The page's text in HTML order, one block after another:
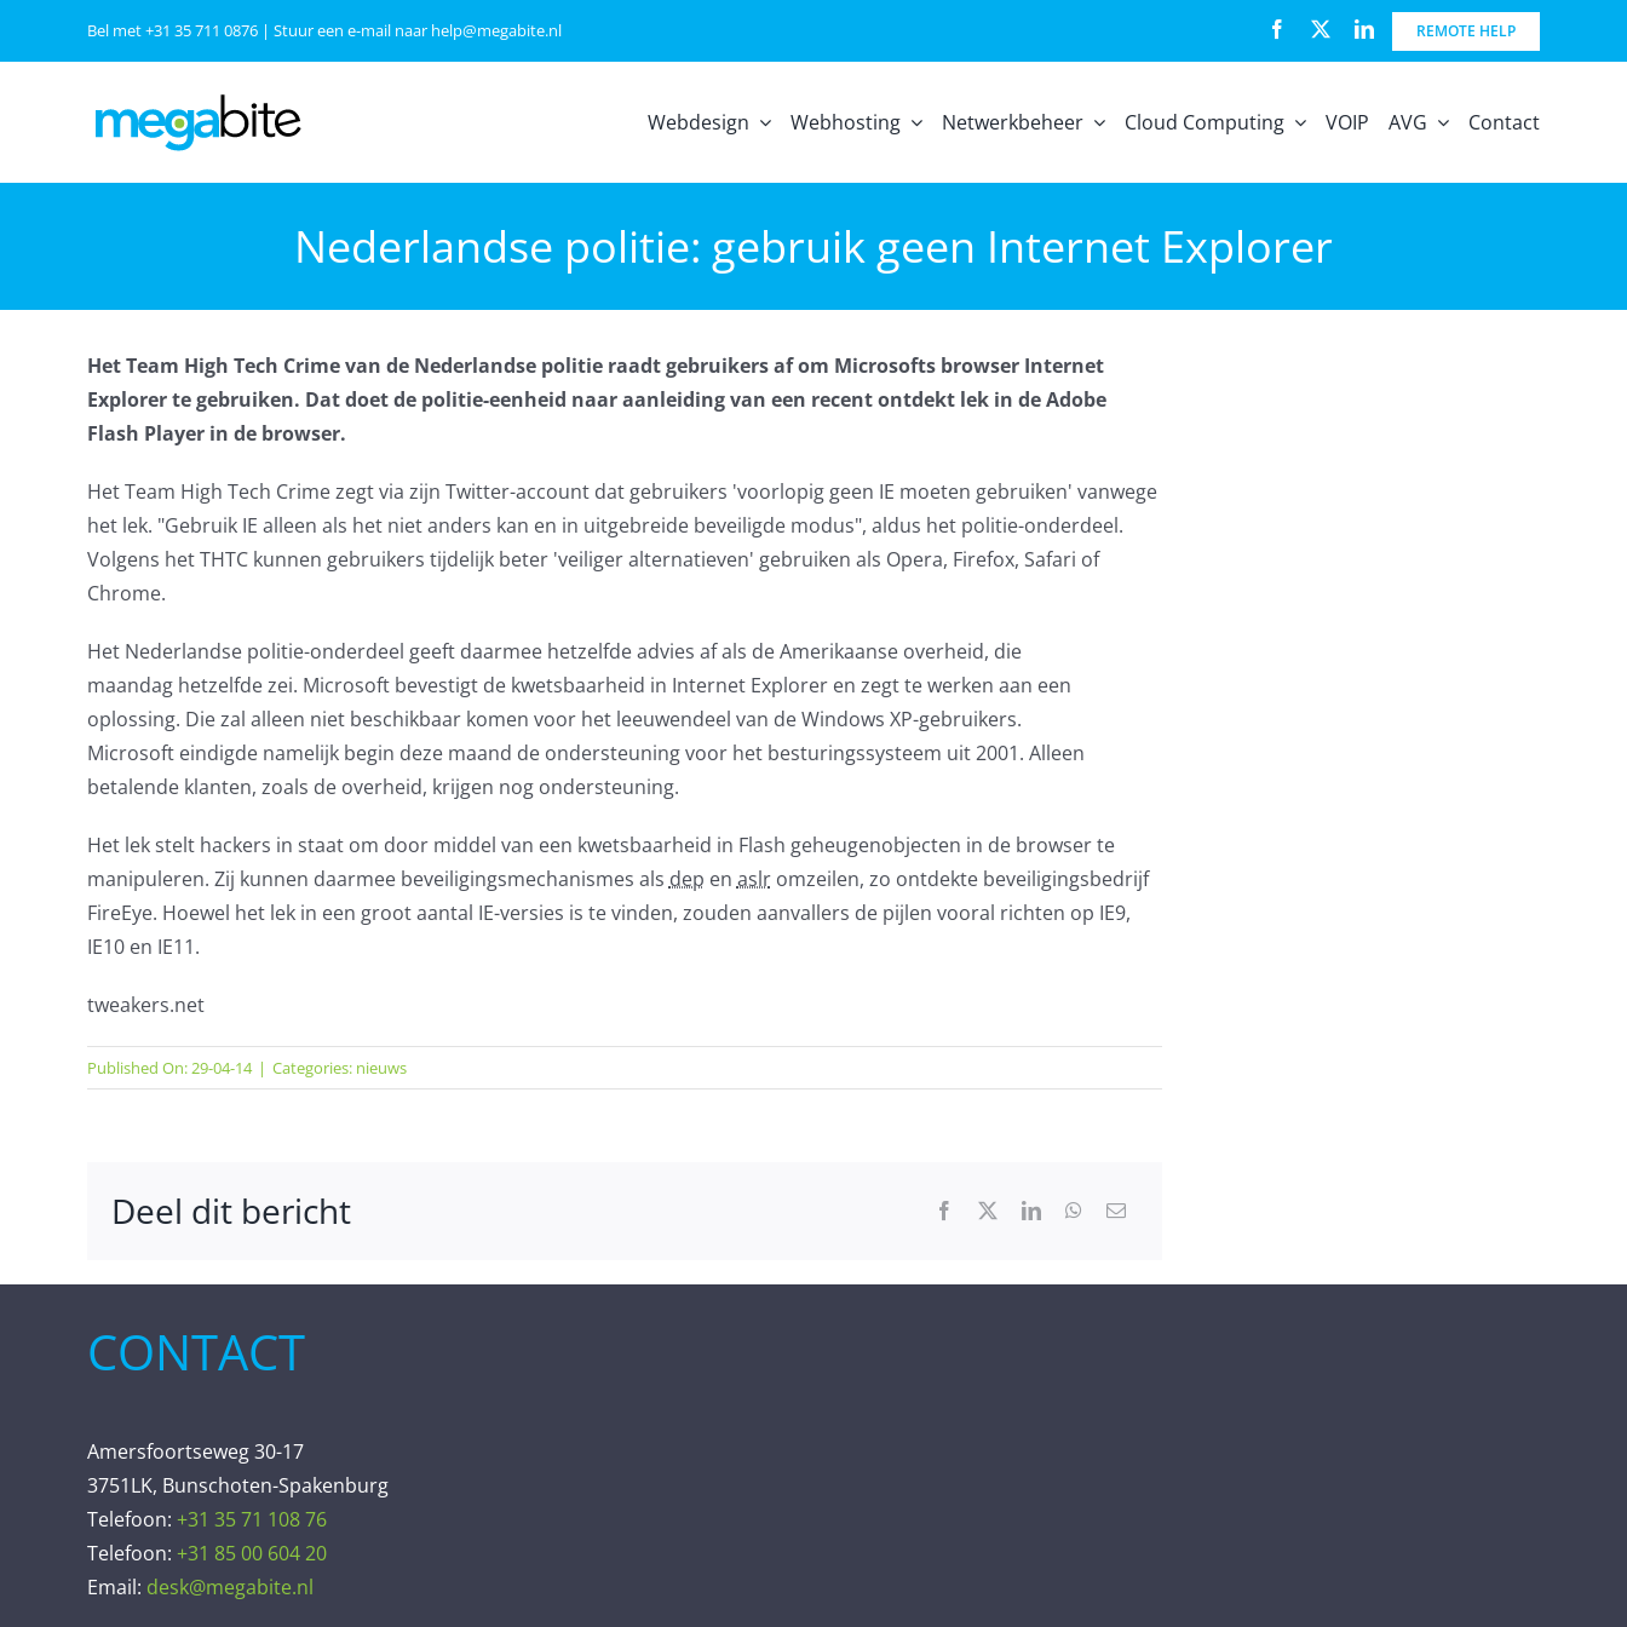
Bel met+31 35 711 0876| Stuur een e-mail naar help@megabite.nl REMOTE HELP
Webdesign Webhosting Netwerkbeheer Cloud Computing VOIP AVG Contact
Nederlandse politie: gebruik geen Internet Explorer
Het Team High Tech Crime van de Nederlandse politie raadt gebruikers af om Microsofts browser Internet
Explorer te gebruiken. Dat doet de politie-eenheid naar aanleiding van een recent ontdekt lek in de Adobe
Flash Player in de browser.
Het Team High Tech Crime zegt via zijn Twitter-account dat gebruikers 'voorlopig geen IE moeten gebruiken' vanwege
het lek. "Gebruik IE alleen als het niet anders kan en in uitgebreide beveiligde modus", aldus het politie-onderdeel.
Volgens het THTC kunnen gebruikers tijdelijk beter 'veiliger alternatieven' gebruiken als Opera, Firefox, Safari of
Chrome.
Het Nederlandse politie-onderdeel geeft daarmee hetzelfde advies af als de Amerikaanse overheid, die
maandag hetzelfde zei. Microsoft bevestigt de kwetsbaarheid in Internet Explorer en zegt te werken aan een
oplossing. Die zal alleen niet beschikbaar komen voor het leeuwendeel van de Windows XP-gebruikers.
Microsoft eindigde namelijk begin deze maand de ondersteuning voor het besturingssysteem uit 2001. Alleen
betalende klanten, zoals de overheid, krijgen nog ondersteuning.
Het lek stelt hackers in staat om door middel van een kwetsbaarheid in Flash geheugenobjecten in de browser te
manipuleren. Zij kunnen daarmee beveiligingsmechanismes als dep en aslromzeilen, zo ontdekte beveiligingsbedrijf
FireEye. Hoewel het lek in een groot aantal IE-versies is te vinden, zouden aanvallers de pijlen vooral richten op IE9,
IE10 en IE11.
tweakers.net
Published On: 29-04-14 | Categories: nieuws
Deel dit bericht
CONTACT
Amersfoortseweg 30-17
3751LK, Bunschoten-Spakenburg
Telefoon: +31 35 71 108 76
Telefoon: +31 85 00 604 20
Email: desk@megabite.nl